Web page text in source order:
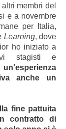
membri del
e a novembre
per Italia,
Learning, dove
ho iniziato a
stagisti e
un'esperienza
anche un
fine pattuita
contratto di